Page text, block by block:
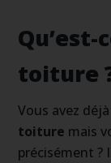
qu’est-ce qu’un rampant de
toiture
Vous avez
toiture mais
précisément ?